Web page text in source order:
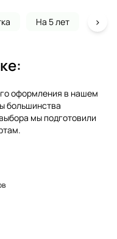
На 5 лет На
›
:
оформления в нашем
большинства
мы подготовили